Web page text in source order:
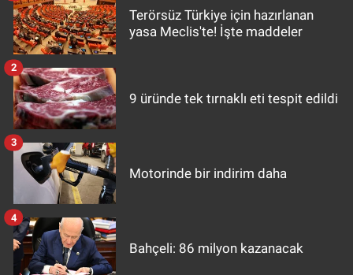
Terörsüz Türkiye için hazırlanan
yasa Meclis'te! İşte maddeler
9 üründe tek tırnaklı eti tespit edildi
2
Motorinde bir indirim daha
3
Bahçeli: 86 milyon kazanacak
4